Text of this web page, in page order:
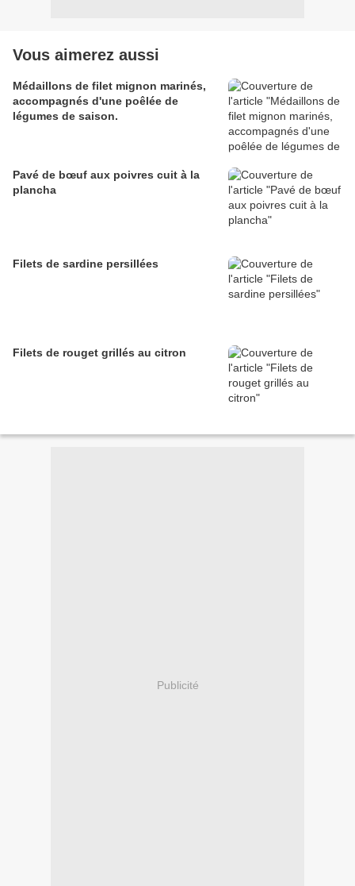
Vous aimerez aussi
Médaillons de filet mignon marinés,
accompagnés d'une poêlée de
légumes de saison.
Pavé de bœuf aux poivres cuit à la
plancha
Filets de sardine persillées
Filets de rouget grillés au citron
Publicité